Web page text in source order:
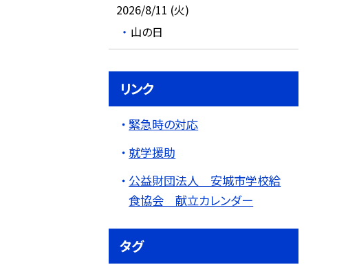
2026/8/11 (火)
山の日
リンク
緊急時の対応
就学援助
公益財団法人 安城市学校給
食協会 献立カレンダー
タグ